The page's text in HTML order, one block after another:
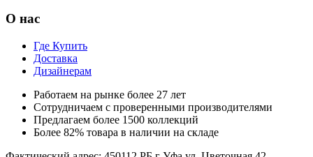
О нас
Где Купить
Доставка
Дизайнерам
Работаем на рынке более 27 лет
Сотрудничаем с проверенными производителями
Предлагаем более 1500 коллекций
Более 82% товара в наличии на складе